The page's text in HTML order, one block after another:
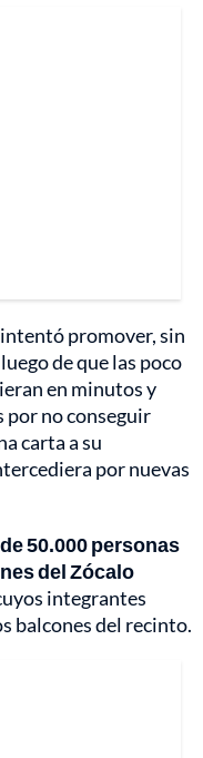
promover, sin
de que las poco
en minutos y
por no conseguir
carta a su
por nuevas
50.000 personas
del Zócalo
integrantes
balcones del recinto.